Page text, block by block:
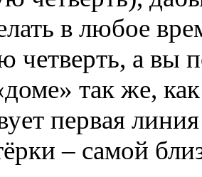
в любое
а вы
так же,
первая
– самой